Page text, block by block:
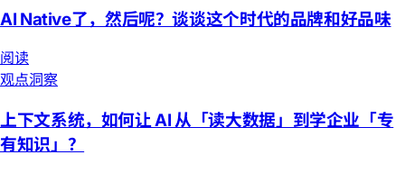
AI Native了，然后呢？谈谈这个时代的品牌和好品味
阅读
观点洞察
上下文系统，如何让 AI 从「读大数据」到学企业「专
有知识」？